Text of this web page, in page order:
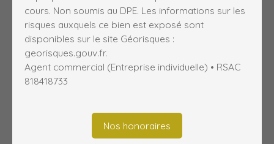
cours. Non soumis au DPE. Les informations sur les
risques auxquels ce bien est exposé sont
disponibles sur le site Géorisques :
georisques.gouv.fr.
Agent commercial (Entreprise individuelle) • RSAC
818418733
Nos honoraires